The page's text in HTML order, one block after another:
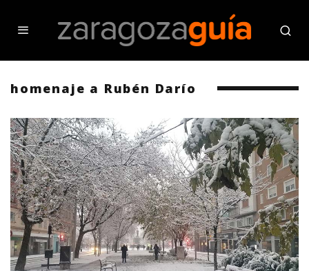
homenaje a Rubén Darío